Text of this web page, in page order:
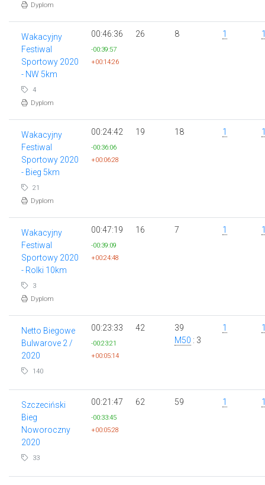
Dyplom
Wakacyjny
Festiwal
Sportowy 2020
- NW 5km
4
Dyplom
00:46:36
-00:39:57
+00:14:26
26 8 1
Wakacyjny
Festiwal
Sportowy 2020
- Bieg 5km
21
Dyplom
00:24:42
-00:36:06
+00:06:28
19 18 1
Wakacyjny
Festiwal
Sportowy 2020
- Rolki 10km
3
Dyplom
00:47:19
-00:39:09
+00:24:48
16 7 1
Netto Biegowe
Bulwarove 2 /
2020
140
00:23:33
-00:23:21
+00:05:14
42
39
M50 : 3
1
Szczeciński
Bieg
Noworoczny
2020
33
00:21:47
-00:33:45
+00:05:28
62 59 1